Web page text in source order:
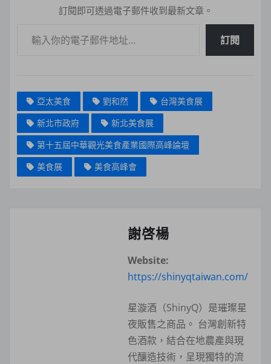
訂閱即可透過電子郵件收到最新文章。
訂閱
亞太美食 劉和然
台灣美食展
新北市政府
新北美食展
第十五屆中華觀光美食產業國際高峰論壇
美食展
美食高峰會
謝啓楊
Website:
https://shinyqtaiwan.com/
星漩酒（ShinyQ）是璀璨星
夜販售之商品。 台灣創新特
色酒款，結合在地農產與現
代釀造技術，呈現獨特的流